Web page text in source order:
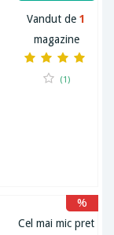
Vandut de1
magazine
(1)
Cel mai mic pret
%